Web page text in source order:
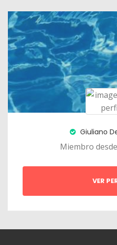
Giuliano
Miembro
VER